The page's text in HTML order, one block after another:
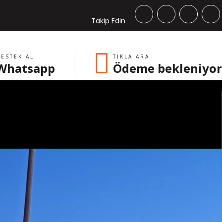
Takip Edin
AL TIKLA ARA
Ödeme bekleniyor